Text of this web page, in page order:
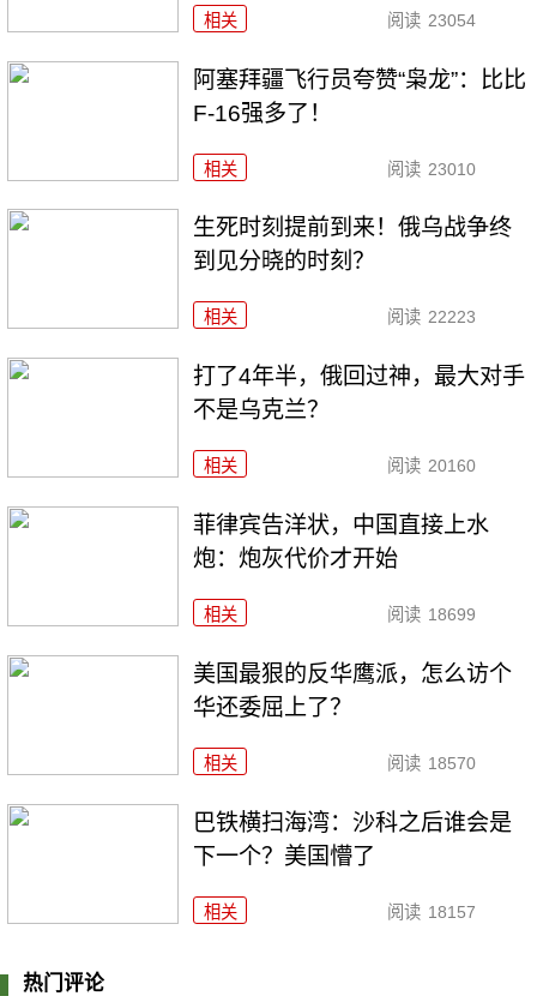
相关 阅读 23054
阿塞拜疆飞行员夸赞“枭龙”：比比
F-16强多了！
相关 阅读 23010
生死时刻提前到来！俄乌战争终
到见分晓的时刻？
相关 阅读 22223
打了4年半，俄回过神，最大对手
不是乌克兰？
相关 阅读 20160
菲律宾告洋状，中国直接上水
炮：炮灰代价才开始
相关 阅读 18699
美国最狠的反华鹰派，怎么访个
华还委屈上了？
相关 阅读 18570
巴铁横扫海湾：沙科之后谁会是
下一个？美国懵了
相关 阅读 18157
热门评论